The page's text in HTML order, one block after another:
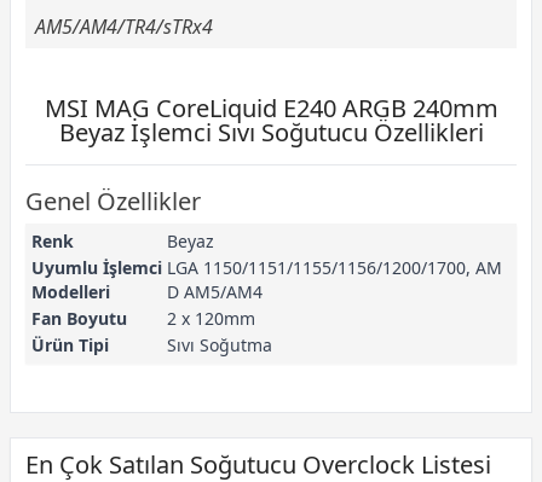
AM5/AM4/TR4/sTRx4
MSI MAG CoreLiquid E240 ARGB 240mm
Beyaz İşlemci Sıvı Soğutucu Özellikleri
Genel Özellikler
Renk
Beyaz
Uyumlu İşlemci
Modelleri
LGA 1150/1151/1155/1156/1200/1700, AM
D AM5/AM4
Fan Boyutu
2 x 120mm
Ürün Tipi
Sıvı Soğutma
En Çok Satılan Soğutucu Overclock Listesi